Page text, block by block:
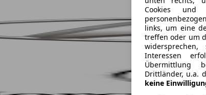
Cookies und
links, um eine
treffen oder um
Interessen
Übermittlung
Drittländer, u.a.
keine